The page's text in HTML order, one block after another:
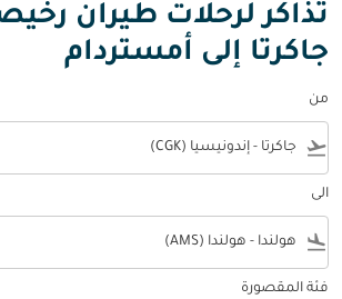
تذاكر لرحلات طيران
جاكرتا إلى أمستردام
من
flight_takeoff
الى
flight_land
فئة المقصورة